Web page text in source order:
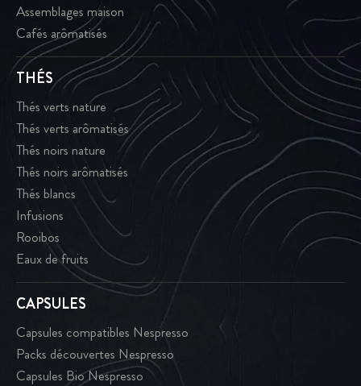
Assemblages maison
Cafés arômatisés
THÉS
Thés verts nature
Thés verts arômatisés
Thés noirs nature
Thés noirs arômatisés
Thés blancs
Infusions
Rooibos
Eaux de fruits
CAPSULES
Capsules compatibles Nespresso
Packs découvertes Nespresso
Capsules Bio Nespresso